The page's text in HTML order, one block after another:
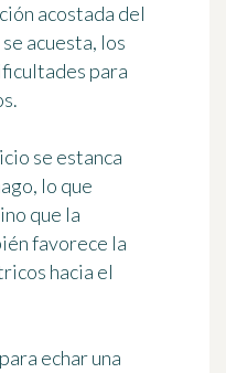
acostada del
acuesta, los
para
se estanca
lo que
que la
favorece la
hacia el
echar una